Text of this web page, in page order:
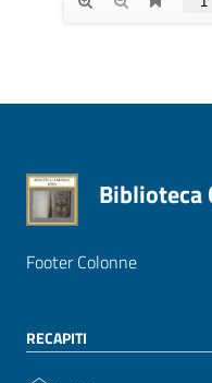
Biblioteca
Footer Colonne
RECAPITI